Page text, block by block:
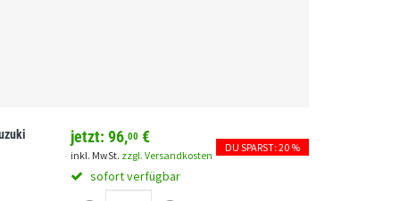
jetzt: 96,00 €
DU SPARST: 20 %
inkl. MwSt. zzgl. Versandkosten
sofort verfügbar